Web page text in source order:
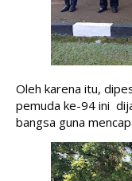
pemuda ke-94 ini
bangsa guna